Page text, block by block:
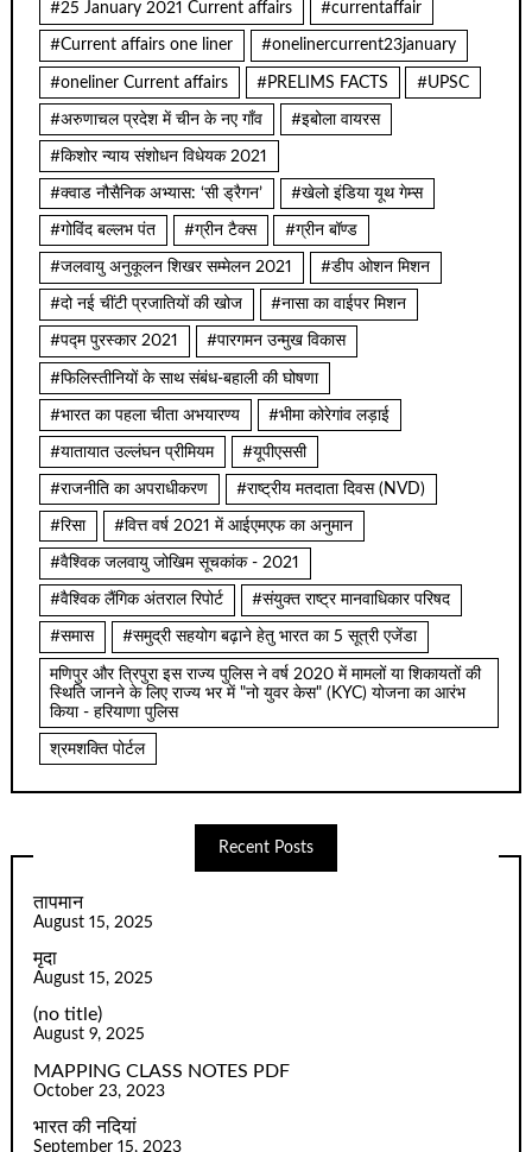
#25 January 2021 Current affairs #currentaffair
#Current affairs one liner #onelinercurrent23january
#oneliner Current affairs #PRELIMS FACTS #UPSC
#अरुणाचल प्रदेश में चीन के नए गाँव #इबोला वायरस
#किशोर न्याय संशोधन विधेयक 2021
#क्वाड नौसैनिक अभ्यास: ‘सी ड्रैगन’ #खेलो इंडिया यूथ गेम्स
#गोविंद बल्लभ पंत #ग्रीन टैक्स #ग्रीन बॉण्ड
#जलवायु अनुकूलन शिखर सम्मेलन 2021 #डीप ओशन मिशन
#दो नई चींटी प्रजातियों की खोज #नासा का वाईपर मिशन
#पद्म पुरस्कार 2021 #पारगमन उन्मुख विकास
#फिलिस्तीनियों के साथ संबंध-बहाली की घोषणा
#भारत का पहला चीता अभयारण्य #भीमा कोरेगांव लड़ाई
#यातायात उल्लंघन प्रीमियम #यूपीएससी
#राजनीति का अपराधीकरण #राष्ट्रीय मतदाता दिवस (NVD)
#रिसा #वित्त वर्ष 2021 में आईएमएफ का अनुमान
#वैश्विक जलवायु जोखिम सूचकांक - 2021
#वैश्विक लैंगिक अंतराल रिपोर्ट #संयुक्त राष्ट्र मानवाधिकार परिषद
#समास #समुद्री सहयोग बढ़ाने हेतु भारत का 5 सूत्री एजेंडा
मणिपुर और त्रिपुरा इस राज्य पुलिस ने वर्ष 2020 में मामलों या शिकायतों की
स्थिति जानने के लिए राज्य भर में "नो युवर केस" (KYC) योजना का आरंभ
किया - हरियाणा पुलिस
श्रमशक्ति पोर्टल
Recent Posts
तापमान
August 15, 2025
मृदा
August 15, 2025
(no title)
August 9, 2025
MAPPING CLASS NOTES PDF
October 23, 2023
भारत की नदियां
September 15, 2023